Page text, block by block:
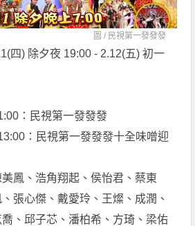
圖 / 民視第一發發發
四) 除夕夜 19:00 - 2.12(五) 初一
：民視第一發發發
：民視第一發發發十全味噌迎
鳳、浩角翔起、侯怡君、蔡東
張心傑、戴愛玲、王燦、成潤、
、邱子芯、潘柏希、方琦、梁佑